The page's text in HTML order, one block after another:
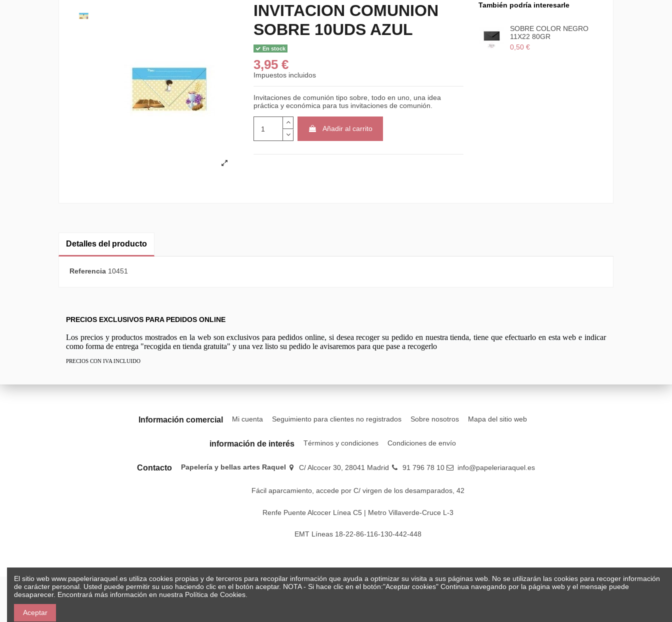
INVITACION COMUNION
SOBRE 10UDS AZUL
En stock
3,95 €
Impuestos incluidos
Invitaciones de comunión tipo sobre, todo en uno, una idea
práctica y económica para tus invitaciones de comunión.
Añadir al carrito
También podría interesarle
SOBRE COLOR NEGRO
11X22 80GR
0,50 €
Detalles del producto
Referencia 10451
PRECIOS EXCLUSIVOS PARA PEDIDOS ONLINE
Los precios y productos mostrados en la web son exclusivos para pedidos online, si desea recoger su pedido en nuestra tienda, tiene que efectuarlo en esta web e indicar
como forma de entrega "recogida en tienda gratuita" y una vez listo su pedido le avisaremos para que pase a recogerlo
PRECIOS CON IVA INCLUIDO
Información comercial Mi cuenta Seguimiento para clientes no registrados Sobre nosotros Mapa del sitio web
información de interés Términos y condiciones Condiciones de envío
Contacto Papelería y bellas artes Raquel C/ Alcocer 30, 28041 Madrid 91 796 78 10 info@papeleriaraquel.es
Fácil aparcamiento, accede por C/ virgen de los desamparados, 42
Renfe Puente Alcocer Línea C5 | Metro Villaverde-Cruce L-3
EMT Líneas 18-22-86-116-130-442-448
El sitio web www.papeleriaraquel.es utiliza cookies propias y de terceros para recopilar información que ayuda a optimizar su visita a sus páginas web. No se utilizarán las cookies para recoger información
de carácter personal. Usted puede permitir su uso haciendo clic en el botón aceptar. NOTA - Si hace clic en el botón:"Aceptar cookies" Continua navegando por la página web y el mensaje puede
desaparecer. Encontrará más información en nuestra Política de Cookies.
Aceptar